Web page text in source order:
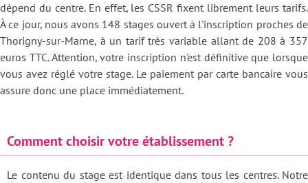
dépend du centre. En effet, les CSSR fixent librement leurs tarifs.
À ce jour, nous avons 148 stages ouvert à l'inscription proches de
Thorigny-sur-Marne, à un tarif très variable allant de 208 à 357
euros TTC. Attention, votre inscription n'est définitive que lorsque
vous avez réglé votre stage. Le paiement par carte bancaire vous
assure donc une place immédiatement.
Comment choisir votre établissement ?
Le contenu du stage est identique dans tous les centres. Notre